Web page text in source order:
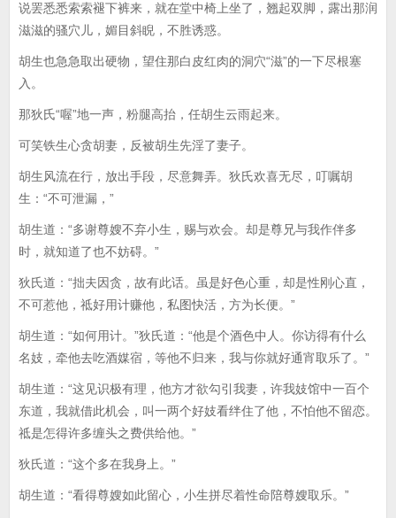
说罢悉悉索索褪下裤来，就在堂中椅上坐了，翘起双脚，露出那润
滋滋的骚穴儿，媚目斜睨，不胜诱惑。
胡生也急急取出硬物，望住那白皮红肉的洞穴“滋”的一下尽根塞
入。
那狄氏“喔”地一声，粉腿高抬，任胡生云雨起来。
可笑铁生心贪胡妻，反被胡生先淫了妻子。
胡生风流在行，放出手段，尽意舞弄。狄氏欢喜无尽，叮嘱胡
生：“不可泄漏，”
胡生道：“多谢尊嫂不弃小生，赐与欢会。却是尊兄与我作伴多
时，就知道了也不妨碍。”
狄氏道：“拙夫因贪，故有此话。虽是好色心重，却是性刚心直，
不可惹他，祗好用计赚他，私图快活，方为长便。”
胡生道：“如何用计。”狄氏道：“他是个酒色中人。你访得有什么
名妓，牵他去吃酒媒宿，等他不归来，我与你就好通宵取乐了。”
胡生道：“这见识极有理，他方才欲勾引我妻，许我妓馆中一百个
东道，我就借此机会，叫一两个好妓看绊住了他，不怕他不留恋。
祗是怎得许多缠头之费供给他。”
狄氏道：“这个多在我身上。”
胡生道：“看得尊嫂如此留心，小生拼尽着性命陪尊嫂取乐。”